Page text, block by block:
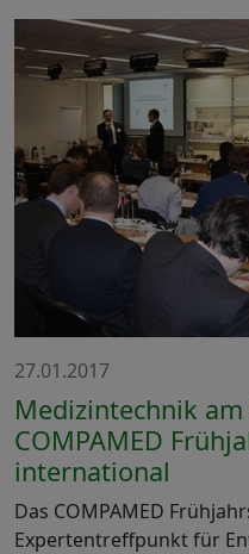
27.01.2017
Medizintechnik
COMPAMED
international
Das COMPAMED
Expertentreffpunkt für